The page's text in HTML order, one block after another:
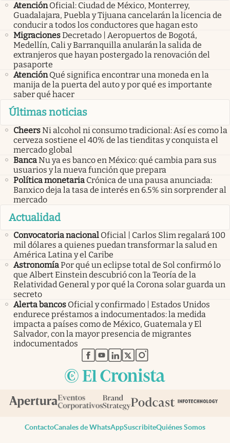
Atención Oficial: Ciudad de México, Monterrey,
Guadalajara, Puebla y Tijuana cancelarán la licencia de
conducir a todos los conductores que hagan esto
MigracionesDecretado | Aeropuertos de Bogotá,
Medellín, Cali y Barranquilla anularán la salida de
extranjeros que hayan postergado la renovación del
pasaporte
Atención Qué significa encontrar una moneda en la
manija de la puerta del auto y por qué es importante
saber qué hacer
Últimas noticias
CheersNi alcohol ni consumo tradicional: Así es como la
cerveza sostiene el 40% de las tienditas y conquista el
mercado global
BancaNu ya es banco en México: qué cambia para sus
usuarios y la nueva función que prepara
Política monetaria Crónica de una pausa anunciada:
Banxico deja la tasa de interés en 6.5% sin sorprender al
mercado
Actualidad
Convocatoria nacional Oficial | Carlos Slim regalará 100
mil dólares a quienes puedan transformar la salud en
América Latina y el Caribe
AstronomíaPor qué un eclipse total de Sol confirmó lo
que Albert Einstein descubrió con la Teoría de la
Relatividad General y por qué la Corona solar guarda un
secreto
Alerta bancos Oficial y confirmado | Estados Unidos
endurece préstamos a indocumentados: la medida
impacta a países como de México, Guatemala y El
Salvador, con la mayor presencia de migrantes
indocumentados
abre en nueva pestaña
abre en nueva pestaña
abre en nueva pestaña
abre en nueva pestaña
abre en nueva pestaña
ContactoCanales de WhatsAppSuscribiteQuiénes Somos